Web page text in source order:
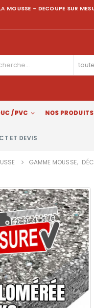
MOUSSE - DECOUPE SUR
/ PVC NOS
ET DEVIS
GAMME MOUSSE,